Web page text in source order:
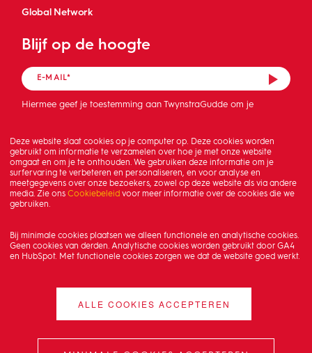
Deze website slaat cookies op je computer op. Deze cookies worden
gebruikt om informatie te verzamelen over hoe je met onze website
omgaat en om je te onthouden. We gebruiken deze informatie om je
surfervaring te verbeteren en personaliseren, en voor analyse en
meetgegevens over onze bezoekers, zowel op deze website als via andere
media. Zie ons Cookiebeleid voor meer informatie over de cookies die we
gebruiken.
Bij minimale cookies plaatsen we alleen functionele en analytische cookies.
Geen cookies van derden. Analytische cookies worden gebruikt door GA4
en HubSpot. Met functionele cookies zorgen we dat de website goed werkt.
ALLE COOKIES ACCEPTEREN
Global Network
Blijf op de hoogte
Hiermee geef je toestemming aan TwynstraGudde om je